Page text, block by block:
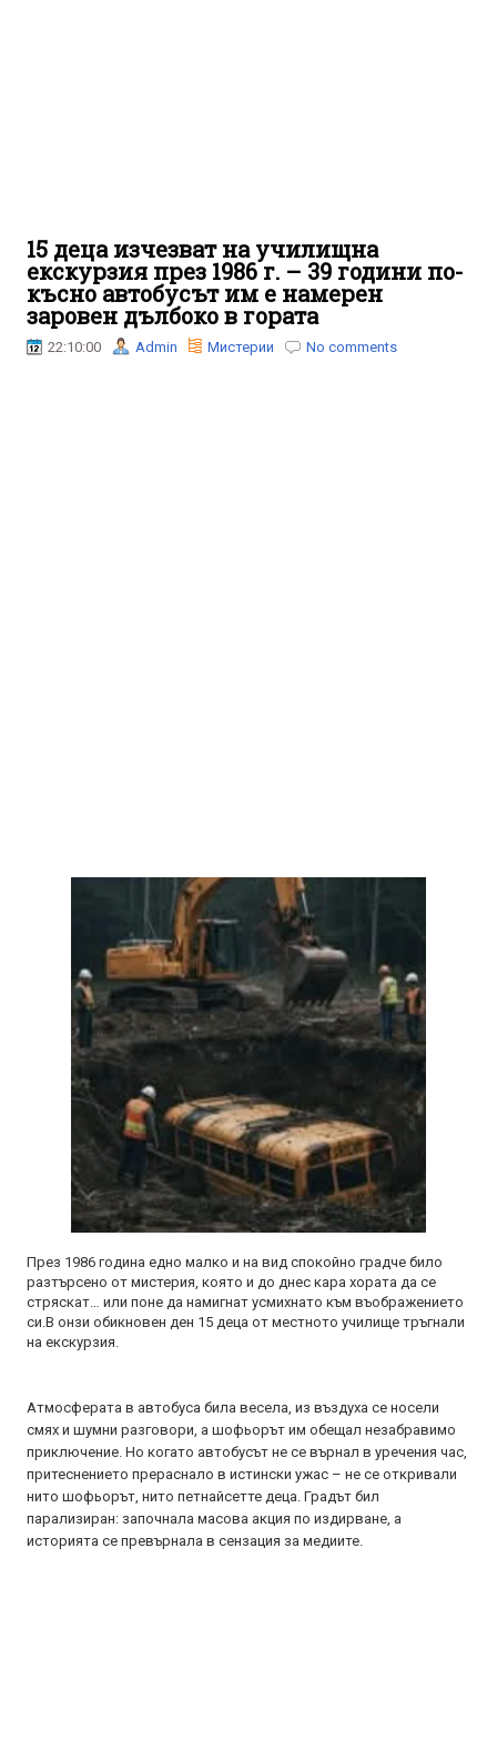
15 деца изчезват на училищна
екскурзия през 1986 г. – 39 години по-
късно автобусът им е намерен
заровен дълбоко в гората
22:10:00 Admin Мистерии No comments
През 1986 година едно малко и на вид спокойно градче било
разтърсено от мистерия, която и до днес кара хората да се
стряскат… или поне да намигнат усмихнато към въображението
си.В онзи обикновен ден 15 деца от местното училище тръгнали
на екскурзия.
Атмосферата в автобуса била весела, из въздуха се носели
смях и шумни разговори, а шофьорът им обещал незабравимо
приключение. Но когато автобусът не се върнал в уречения час,
притеснението прераснало в истински ужас – не се откривали
нито шофьорът, нито петнайсетте деца. Градът бил
парализиран: започнала масова акция по издирване, а
историята се превърнала в сензация за медиите.